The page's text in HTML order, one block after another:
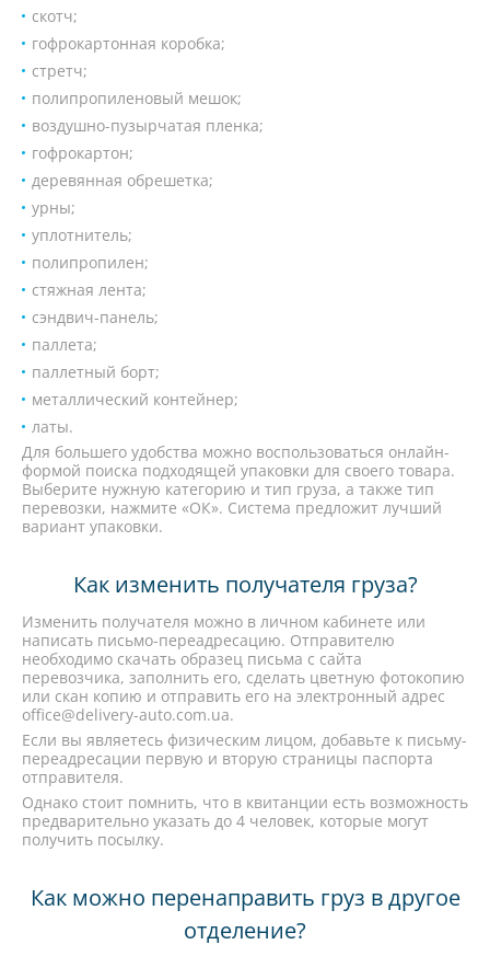
скотч;
гофрокартонная коробка;
стретч;
полипропиленовый мешок;
воздушно-пузырчатая пленка;
гофрокартон;
деревянная обрешетка;
урны;
уплотнитель;
полипропилен;
стяжная лента;
сэндвич-панель;
паллета;
паллетный борт;
металлический контейнер;
латы.
Для большего удобства можно воспользоваться онлайн-
формой поиска подходящей упаковки для своего товара.
Выберите нужную категорию и тип груза, а также тип
перевозки, нажмите «ОК». Система предложит лучший
вариант упаковки.
Как изменить получателя груза?
Изменить получателя можно в личном кабинете или
написать письмо-переадресацию. Отправителю
необходимо скачать образец письма с сайта
перевозчика, заполнить его, сделать цветную фотокопию
или скан копию и отправить его на электронный адрес
office@delivery-auto.com.ua.
Если вы являетесь физическим лицом, добавьте к письму-
переадресации первую и вторую страницы паспорта
отправителя.
Однако стоит помнить, что в квитанции есть возможность
предварительно указать до 4 человек, которые могут
получить посылку.
Как можно перенаправить груз в другое
отделение?